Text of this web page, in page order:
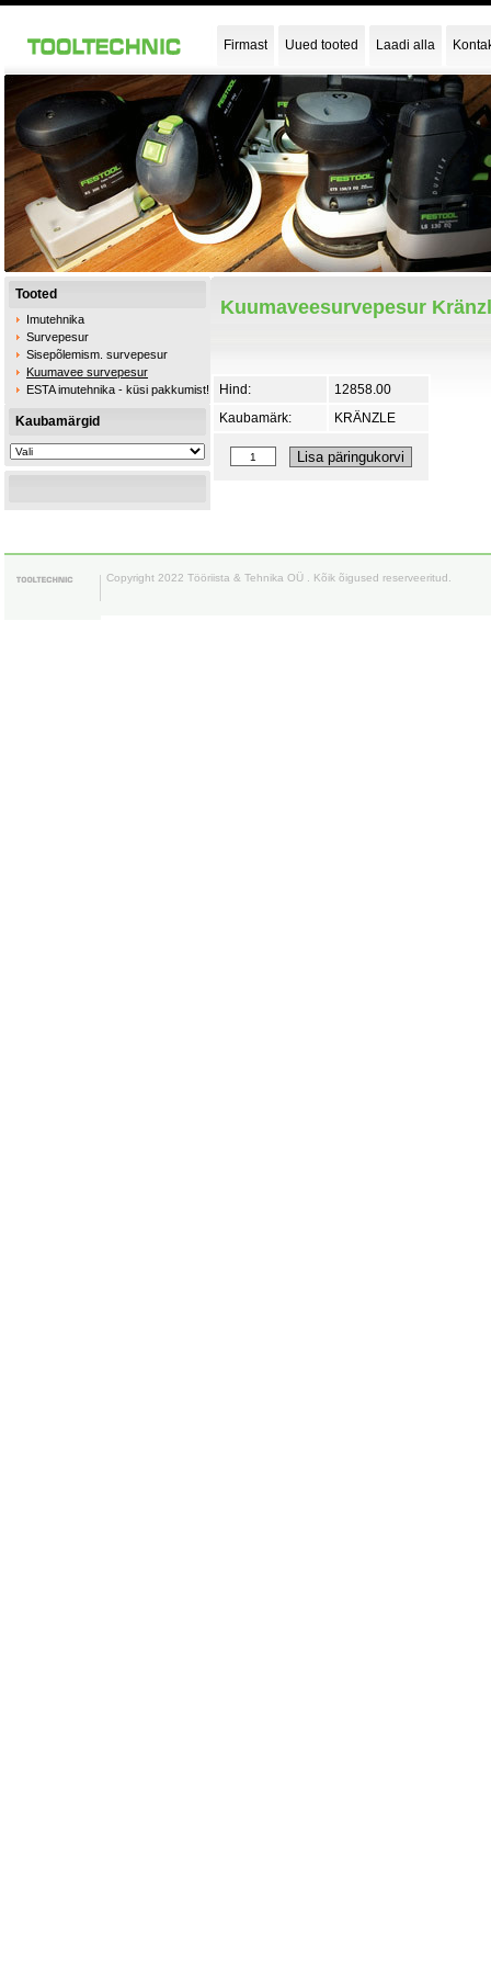
Firmast Uued tooted Laadi alla
Tooted
Imutehnika
Survepesur
Sisepõlemism. survepesur
Kuumavee survepesur
ESTA imutehnika - küsi pakkumist!
Kaubamärgid
Kuumaveesurvepesur
Hind:
12858.00
Kaubamärk:
KRÄNZLE
Copyright 2022 Tööriista & Tehnika OÜ . Kõik õigused reserveeritud.